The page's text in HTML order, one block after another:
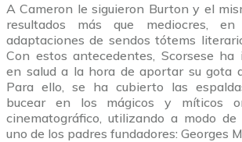
A Cameron le siguieron Burton y el
resultados más que mediocres, en
adaptaciones de sendos tótems
Con estos antecedentes, Scorsese ha
en salud a la hora de aportar su gota
Para ello, se ha cubierto las
bucear en los mágicos y míticos
cinematográfico, utilizando a modo
uno de los padres fundadores: Georges